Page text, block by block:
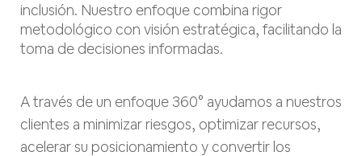
inclusión. Nuestro enfoque combina rigor
metodológico con visión estratégica, facilitando la
toma de decisiones informadas.
A través de un enfoque 360° ayudamos a nuestros
clientes a minimizar riesgos, optimizar recursos,
acelerar su posicionamiento y convertir los